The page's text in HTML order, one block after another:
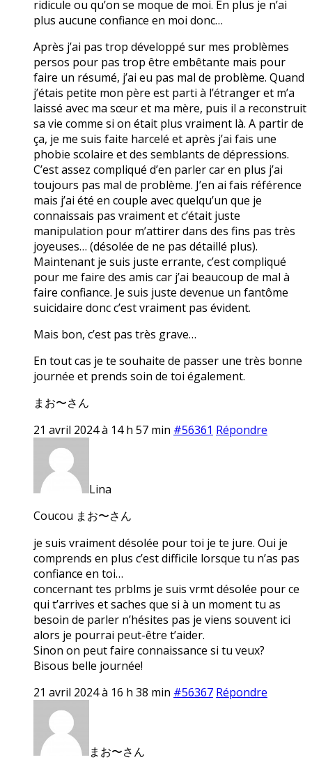
ridicule ou qu’on se moque de moi. En plus je n’ai
plus aucune confiance en moi donc…
Après j’ai pas trop développé sur mes problèmes
persos pour pas trop être embêtante mais pour
faire un résumé, j’ai eu pas mal de problème. Quand
j’étais petite mon père est parti à l’étranger et m’a
laissé avec ma sœur et ma mère, puis il a reconstruit
sa vie comme si on était plus vraiment là. A partir de
ça, je me suis faite harcelé et après j’ai fais une
phobie scolaire et des semblants de dépressions.
C’est assez compliqué d’en parler car en plus j’ai
toujours pas mal de problème. J’en ai fais référence
mais j’ai été en couple avec quelqu’un que je
connaissais pas vraiment et c’était juste
manipulation pour m’attirer dans des fins pas très
joyeuses… (désolée de ne pas détaillé plus).
Maintenant je suis juste errante, c’est compliqué
pour me faire des amis car j’ai beaucoup de mal à
faire confiance. Je suis juste devenue un fantôme
suicidaire donc c’est vraiment pas évident.
Mais bon, c’est pas très grave…
En tout cas je te souhaite de passer une très bonne
journée et prends soin de toi également.
まお〜さん
21 avril 2024 à 14 h 57 min #56361 Répondre
Lina
Coucou まお〜さん
je suis vraiment désolée pour toi je te jure. Oui je
comprends en plus c’est difficile lorsque tu n’as pas
confiance en toi…
concernant tes prblms je suis vrmt désolée pour ce
qui t’arrives et saches que si à un moment tu as
besoin de parler n’hésites pas je viens souvent ici
alors je pourrai peut-être t’aider.
Sinon on peut faire connaissance si tu veux?
Bisous belle journée!
21 avril 2024 à 16 h 38 min #56367 Répondre
まお〜さん